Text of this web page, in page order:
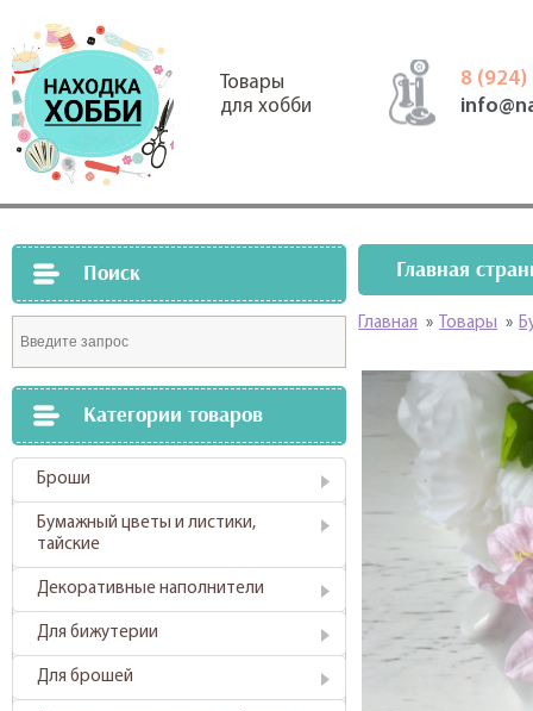
Товары
для хобби
8 (924)
Поиск
Категории товаров
Броши
Бумажный цветы и листики,
тайские
Декоративные наполнители
Для бижутерии
Для брошей
Главная
Главная » Товары »